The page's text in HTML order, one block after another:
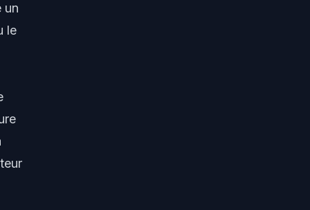
un
le